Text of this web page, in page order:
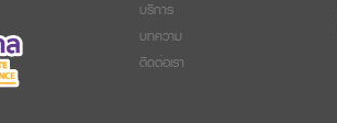
บริการ
บทความ
ติดต่อเรา